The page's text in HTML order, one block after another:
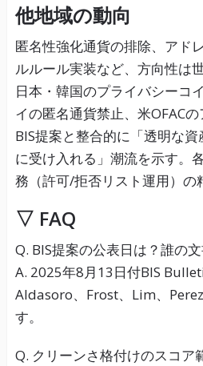
他地域の動向
匿名性強化通貨の排除、アド
ルルール実装など、方向性は
日本・韓国のプライバシーコ
イの匿名通貨禁止、米OFACの
BIS提案と整合的に「透明な
に受け入れる」潮流を示す。
務（許可/拒否リスト運用）の
▽ FAQ
Q. BIS提案の公表日は？誰の文
A. 2025年8月13日付BIS
Aldasoro、Frost、Lim、
す。
Q. クリーンさ格付けのスコア